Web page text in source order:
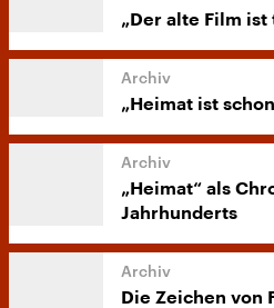
„Der alte Film ist
„Heimat ist
„Heimat“ als
Jahrhunderts
Die Zeichen von